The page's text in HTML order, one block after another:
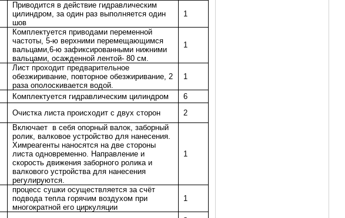
Приводится в действие гидравлическим
цилиндром, за один раз выполняется один
шов
1
Комплектуется приводами переменной
частоты, 5-ю верхними перемещающимся
вальцами,6-ю зафиксированными нижними
вальцами, осажденной лентой- 80 см.
1
Лист проходит предварительное
обезжиривание, повторное обезжиривание, 2
раза ополоскивается водой.
1
Комплектуется гидравлическим цилиндром
6
Очистка листа происходит с двух сторон 2
Включает в себя опорный валок, заборный
ролик, валковое устройство для нанесения.
Химреагенты наносятся на две стороны
листа одновременно. Направление и
скорость движения заборного ролика и
валкового устройства для нанесения
регулируются.
1
процесс сушки осуществляется за счёт
подвода тепла горячим воздухом при
многократной его циркуляции
1